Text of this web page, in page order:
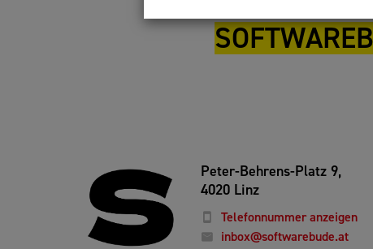
Peter-Behrens-Platz 9,
4020 Linz
Telefonnummer anzeigen
inbox@softwarebude.at